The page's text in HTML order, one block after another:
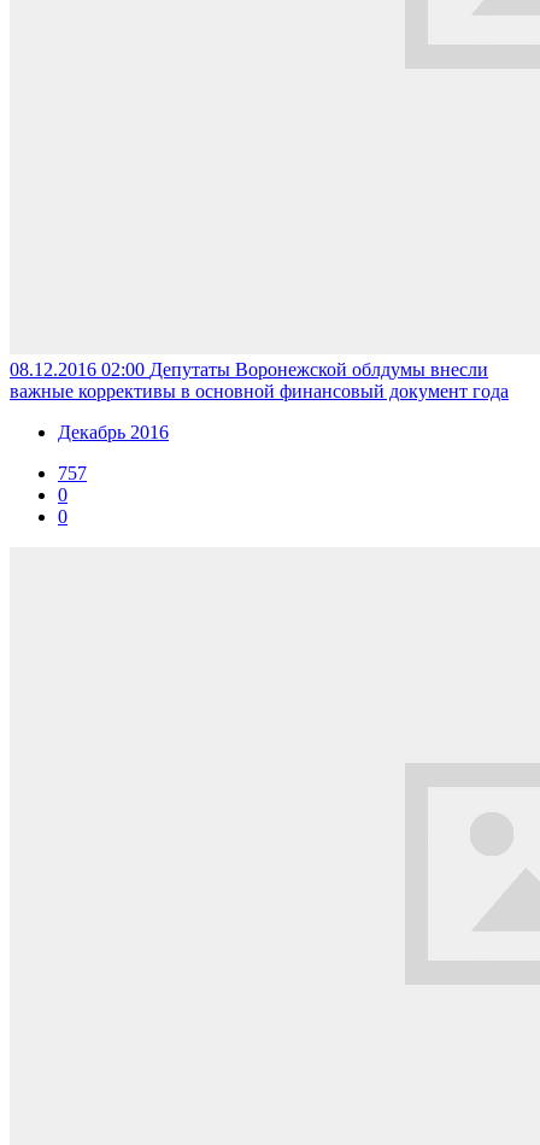
08.12.2016 02:00 Депутаты Воронежской облдумы внесли
важные коррективы в основной финансовый документ года
Декабрь 2016
757
0
0